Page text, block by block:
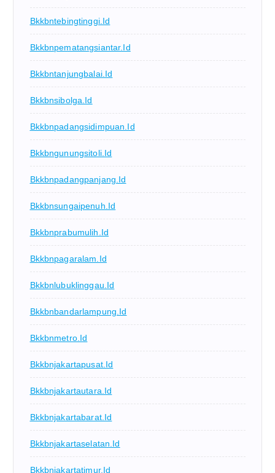
Bkkbntebingtinggi.id
Bkkbnpematangsiantar.id
Bkkbntanjungbalai.id
Bkkbnsibolga.id
Bkkbnpadangsidimpuan.id
Bkkbngunungsitoli.id
Bkkbnpadangpanjang.id
Bkkbnsungaipenuh.id
Bkkbnprabumulih.id
Bkkbnpagaralam.id
Bkkbnlubuklinggau.id
Bkkbnbandarlampung.id
Bkkbnmetro.id
Bkkbnjakartapusat.id
Bkkbnjakartautara.id
Bkkbnjakartabarat.id
Bkkbnjakartaselatan.id
Bkkbnjakartatimur.id